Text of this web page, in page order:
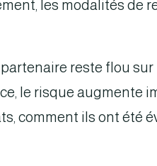
les modalités de
reste flou sur
le risque augmente
comment ils ont été